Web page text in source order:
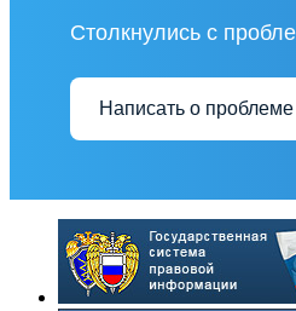
Столкнулись с
Написать о проблеме